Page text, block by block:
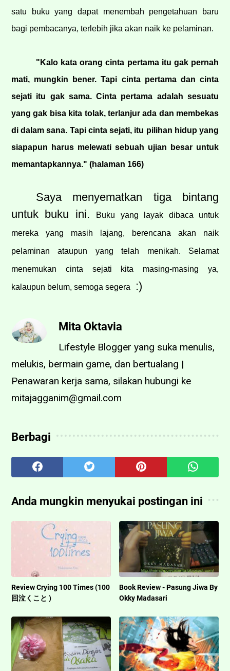
satu buku yang dapat menembah pengetahuan baru
bagi pembacanya, terlebih jika akan naik ke pelaminan.
"Kalo kata orang cinta pertama itu gak pernah
mati, mungkin bener. Tapi cinta pertama dan cinta
sejati itu gak sama. Cinta pertama adalah sesuatu
yang gak bisa kita tolak, terlanjur ada dan membekas
di dalam sana. Tapi cinta sejati, itu pilihan hidup yang
siapapun harus melewati sebuah ujian besar untuk
memantapkannya." (halaman 166)
Saya menyematkan tiga bintang
untuk buku ini.
Buku yang layak dibaca untuk
mereka yang masih lajang, berencana akan naik
pelaminan ataupun yang telah menikah. Selamat
menemukan cinta sejati kita masing-masing ya,
kalaupun belum, semoga segera :)
Mita Oktavia
Lifestyle Blogger yang suka menulis,
melukis, bermain game, dan bertualang |
Penawaran kerja sama, silakan hubungi ke
mitajagganim@gmail.com
Berbagi
Anda mungkin menyukai postingan ini
Review Crying 100 Times (100
回泣くこと )
Book Review - Pasung Jiwa By
Okky Madasari